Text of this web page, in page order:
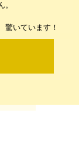
驚いています！